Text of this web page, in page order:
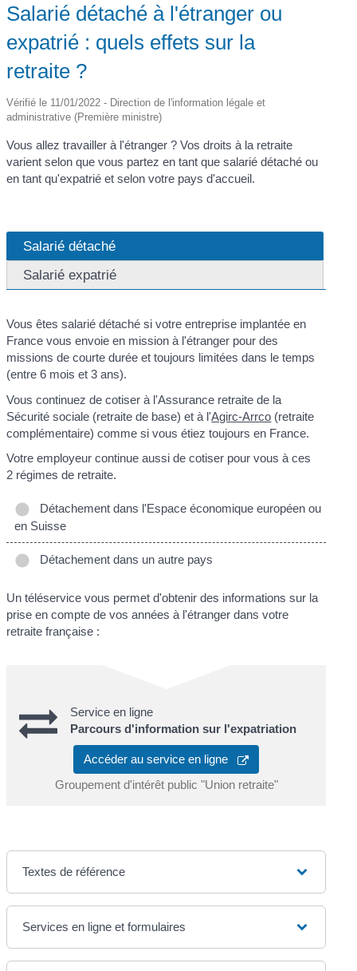
Salarié détaché à l'étranger ou
expatrié : quels effets sur la
retraite ?
Vérifié le 11/01/2022 - Direction de l'information légale et
administrative (Première ministre)
Vous allez travailler à l'étranger ? Vos droits à la retraite
varient selon que vous partez en tant que salarié détaché ou
en tant qu'expatrié et selon votre pays d'accueil.
Salarié détaché
Salarié expatrié
Vous êtes salarié détaché si votre entreprise implantée en
France vous envoie en mission à l'étranger pour des
missions de courte durée et toujours limitées dans le temps
(entre 6 mois et 3 ans).
Vous continuez de cotiser à l'Assurance retraite de la
Sécurité sociale (retraite de base) et à l'Agirc-Arrco (retraite
complémentaire) comme si vous étiez toujours en France.
Votre employeur continue aussi de cotiser pour vous à ces
2 régimes de retraite.
Détachement dans l'Espace économique européen ou
en Suisse
Détachement dans un autre pays
Un téléservice vous permet d'obtenir des informations sur la
prise en compte de vos années à l'étranger dans votre
retraite française :
Service en ligne
Parcours d'information sur l'expatriation
Accéder au service en ligne
Groupement d'intérêt public "Union retraite"
Textes de référence
Services en ligne et formulaires